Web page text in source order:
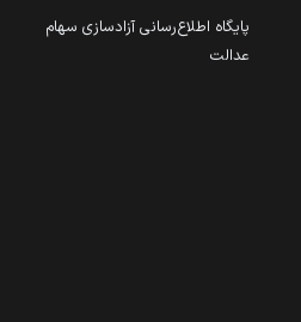
پایگاه اطلاع‌رسانی آزادسازی سهام
عدالت